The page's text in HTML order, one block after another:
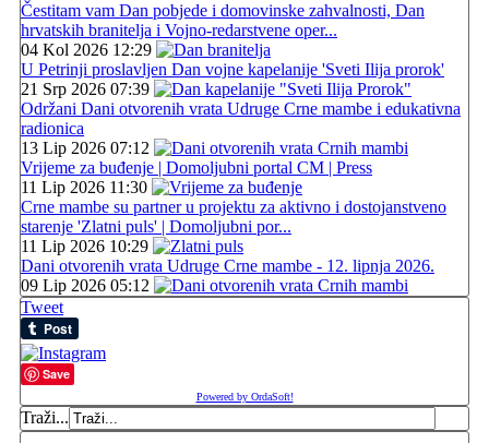
Čestitam vam Dan pobjede i domovinske zahvalnosti, Dan
hrvatskih branitelja i Vojno-redarstvene oper...
04 Kol 2026 12:29
U Petrinji proslavljen Dan vojne kapelanije 'Sveti Ilija prorok'
21 Srp 2026 07:39
Održani Dani otvorenih vrata Udruge Crne mambe i edukativna
radionica
13 Lip 2026 07:12
Vrijeme za buđenje | Domoljubni portal CM | Press
11 Lip 2026 11:30
Crne mambe su partner u projektu za aktivno i dostojanstveno
starenje 'Zlatni puls' | Domoljubni por...
11 Lip 2026 10:29
Dani otvorenih vrata Udruge Crne mambe - 12. lipnja 2026.
09 Lip 2026 05:12
Tweet
Save
Powered by OrdaSoft!
Traži...